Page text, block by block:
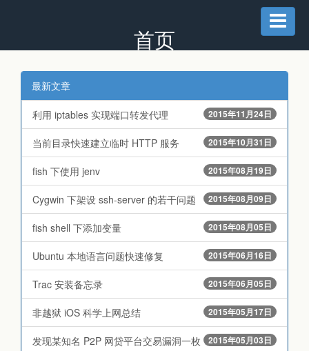
首页
最新文章
利用 iptables 实现端口转发代理 2015年11月24日
当前目录快速建立临时 HTTP 服务 2015年10月31日
fish 下使用 jenv 2015年08月19日
Cygwin 下架设 ssh-server 的若干问题 2015年08月09日
fish shell 下添加变量 2015年08月05日
Ubuntu 本地语言问题快速修复 2015年06月16日
Trac 安装备忘录 2015年06月05日
非越狱 iOS 科学上网总结 2015年05月17日
发现某知名 P2P 网贷平台交易漏洞一枚 2015年05月03日